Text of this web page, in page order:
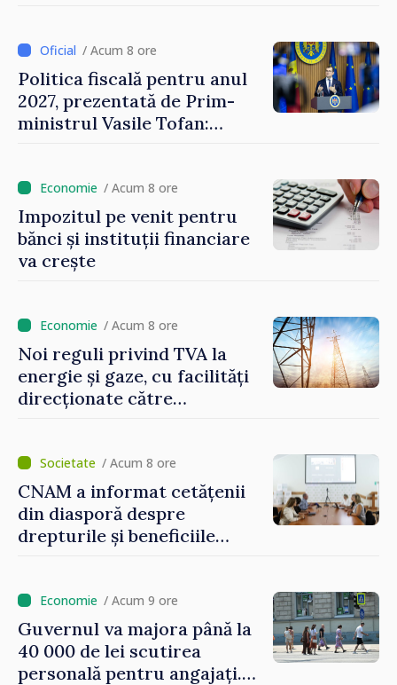
/ Acum 8 ore
Politica fiscală pentru anul
2027, prezentată de Prim-
ministrul Vasile Tofan:
taxare mai echitabilă
/ Acum 8 ore
Impozitul pe venit pentru
bănci și instituții financiare
va crește
/ Acum 8 ore
Noi reguli privind TVA la
energie și gaze, cu facilități
direcționate către
/ Acum 8 ore
CNAM a informat cetățenii
din diasporă despre
drepturile și beneficiile
/ Acum 9 ore
Guvernul va majora până la
40 000 de lei scutirea
personală pentru angajați.